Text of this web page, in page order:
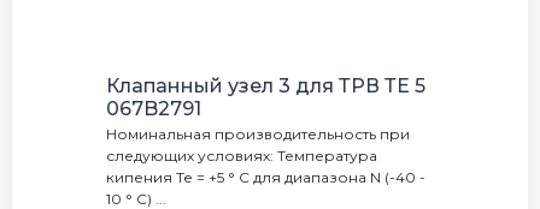
Клапанный узел 3 для ТРВ ТЕ 5
067B2791
Номинальная производительность при
следующих условиях: Температура
кипения Те = +5 ° С для диапазона N (-40 -
10 ° С) ...